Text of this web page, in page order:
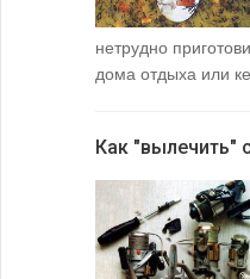
нетрудно
дома отдыха или
Как "вылечить"